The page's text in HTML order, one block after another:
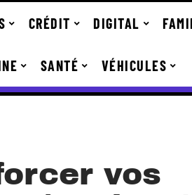
CRÉDIT DIGITAL
SANTÉ VÉHICULES
vos